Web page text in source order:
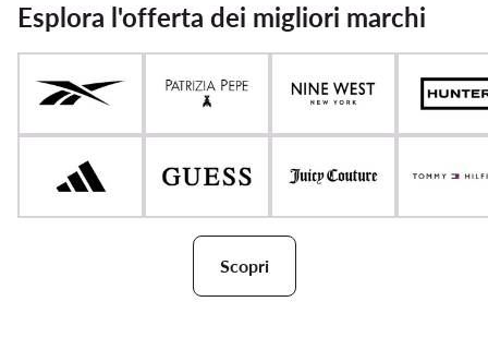
Esplora l'offerta dei migliori marchi
Scopri